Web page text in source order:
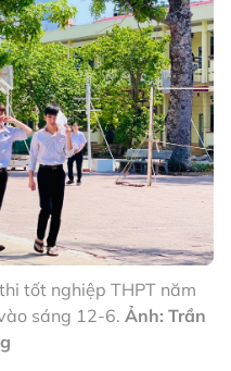
tốt nghiệp THPT năm
sáng 12-6. Ảnh: Trần